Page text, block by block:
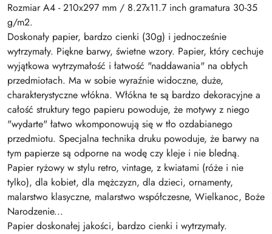
Rozmiar A4 - 210x297 mm / 8.27x11.7 inch gramatura 30-35
g/m2.
Doskonały papier, bardzo cienki (30g) i jednocześnie
wytrzymały. Piękne barwy, świetne wzory. Papier, który cechuje
wyjątkowa wytrzymałość i łatwość "naddawania" na obłych
przedmiotach. Ma w sobie wyraźnie widoczne, duże,
charakterystyczne włókna. Włókna te są bardzo dekoracyjne a
całość struktury tego papieru powoduje, że motywy z niego
"wydarte" łatwo wkomponowują się w tło ozdabianego
przedmiotu. Specjalna technika druku powoduje, że barwy na
tym papierze są odporne na wodę czy kleje i nie bledną.
Papier ryżowy w stylu retro, vintage, z kwiatami (róże i nie
tylko), dla kobiet, dla mężczyzn, dla dzieci, ornamenty,
malarstwo klasyczne, malarstwo współczesne, Wielkanoc, Boże
Narodzenie...
Papier doskonałej jakości, bardzo cienki i wytrzymały.